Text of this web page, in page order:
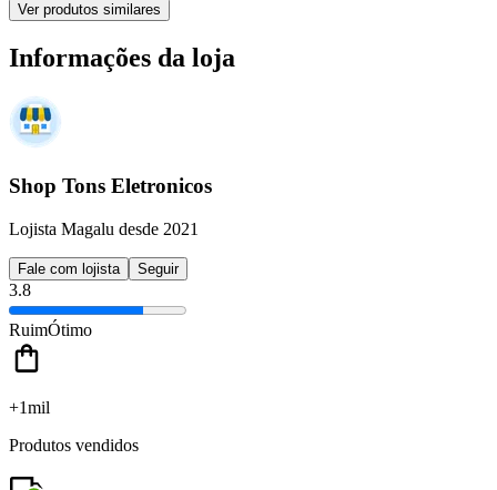
Ver produtos similares
Informações da loja
Shop Tons Eletronicos
Lojista Magalu desde 2021
Fale com lojista Seguir
3.8
RuimÓtimo
+1mil
Produtos vendidos